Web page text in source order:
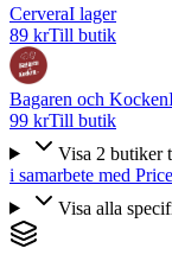
CerveraI lager
89 krTill butik
Bagaren och Kocken
99 krTill butik
Visa 2 butiker
i samarbete med
Visa alla